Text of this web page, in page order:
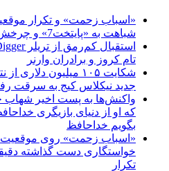
«اسباب زحمت» و تکرار
شباهت به «پایتخت7» و چرخش بر مدار تکرار
تام کروز و برادران وارنر
شکایت ۱۰۵ میلیون
جدید نیکلاس کیج به سرقت
واکنش‌ها به پست اخیر شهاب
که او از دنیای بازیگری
بگویم خداحافظ
«اسباب زحمت» روی موقعیت
تکرار